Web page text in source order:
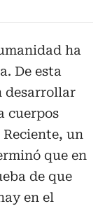
ha
De esta
desarrollar
cuerpos
un
que en
de que
en el